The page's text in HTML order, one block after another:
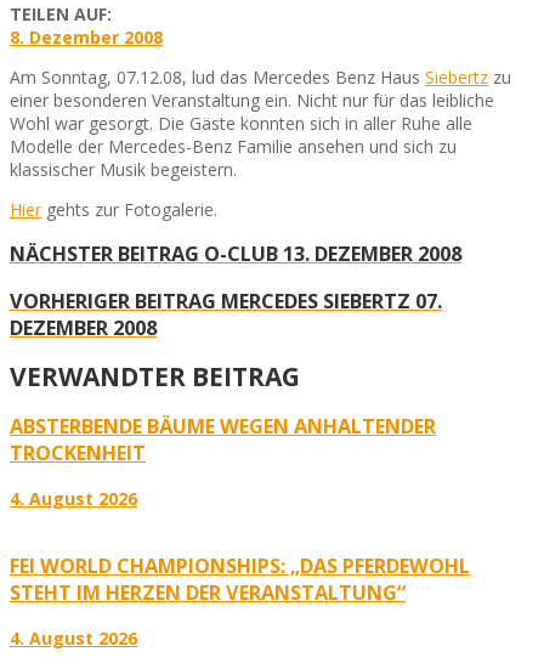
TEILEN AUF:
8. Dezember 2008
Am Sonntag, 07.12.08, lud das Mercedes Benz Haus Siebertz zu
einer besonderen Veranstaltung ein. Nicht nur für das leibliche
Wohl war gesorgt. Die Gäste konnten sich in aller Ruhe alle
Modelle der Mercedes-Benz Familie ansehen und sich zu
klassischer Musik begeistern.
Hiergehts zur Fotogalerie.
NÄCHSTER BEITRAG O-CLUB 13. DEZEMBER 2008
VORHERIGER BEITRAG MERCEDES SIEBERTZ 07.
DEZEMBER 2008
VERWANDTER BEITRAG
ABSTERBENDE BÄUME WEGEN ANHALTENDER
TROCKENHEIT
4. August 2026
FEI WORLD CHAMPIONSHIPS: „DAS PFERDEWOHL
STEHT IM HERZEN DER VERANSTALTUNG“
4. August 2026